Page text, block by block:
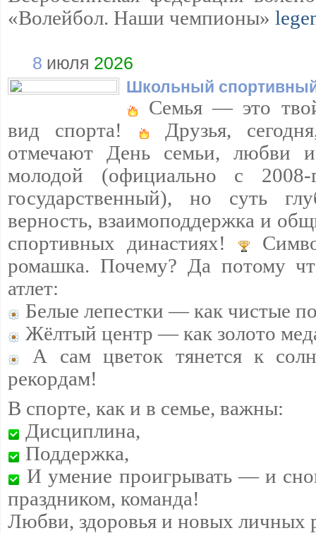
«Волейбол. Наши чемпионы»
8 июля 2026
Школьный
Семья — это
вид спорта!
Друзья,
отмечают День семьи, любви
молодой (официально с
государственный), но суть
верность, взаимоподдержка и
спортивных династиях!
ромашка. Почему? Да потому
атлет:
Белые лепестки — как чистые
Жёлтый центр — как золото
А сам цветок тянется к
рекордам!
В спорте, как и в семье, важны:
Дисциплина,
Поддержка,
И умение проигрывать — и
праздником, команда!
Любви, здоровья и новых личных